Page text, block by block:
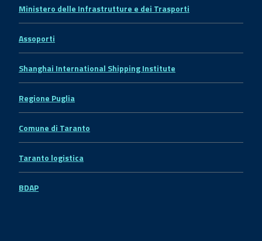
Ministero delle Infrastrutture e dei Trasporti
Assoporti
Shanghai International Shipping Institute
Regione Puglia
Comune di Taranto
Taranto logistica
BDAP